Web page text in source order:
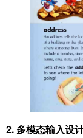
2. 多模态输入设